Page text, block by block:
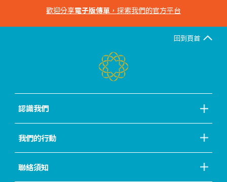
歡迎分享電子版傳單 ，探索我們的官方平台
回到頁首
認識我們
我們的行動
聯絡須知